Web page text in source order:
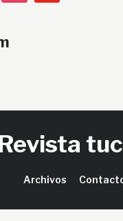
Archivos